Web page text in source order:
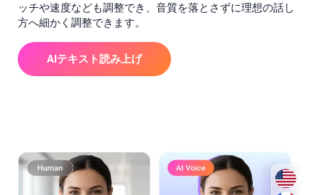
ッチや速度なども調整でき、音質を落とさずに理想の話し
方へ細かく調整できます。
AIテキスト読み上げ